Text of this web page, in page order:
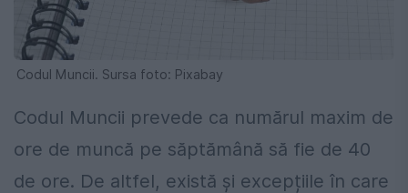
Codul Muncii. Sursa foto: Pixabay
Codul Muncii prevede ca numărul maxim de
ore de muncă pe săptămână să fie de 40
de ore. De altfel, există și excepțiile în care